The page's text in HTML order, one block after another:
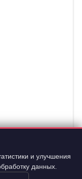
и улучшения
данных.